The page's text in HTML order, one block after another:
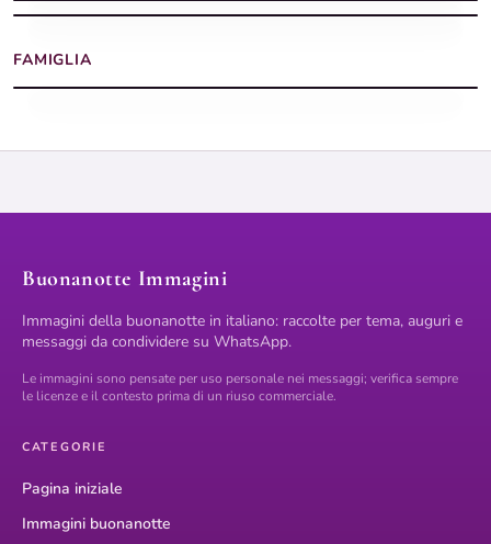
FAMIGLIA
Buonanotte margherite gialla
Buonanotte Immagini
Immagini della buonanotte in italiano: raccolte per tema, auguri e
messaggi da condividere su WhatsApp.
Le immagini sono pensate per uso personale nei messaggi; verifica sempre
le licenze e il contesto prima di un riuso commerciale.
CATEGORIE
Pagina iniziale
Immagini buonanotte